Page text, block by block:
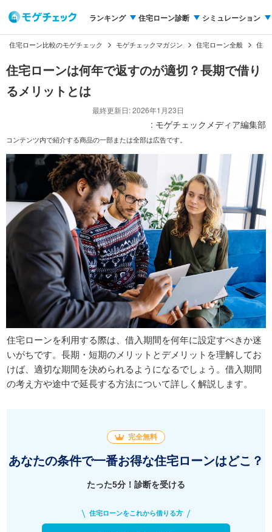
ランキング 住宅ローン診断 シミュレーション
住宅ローン比較のモゲチェック モゲチェックマガジン 住宅ローン全般 住宅
住宅ローンは何年で返すのが適切？長期で借り
るメリットとは
最終更新日: 2026年1月23日
: モゲチェックメディア編集部
コンテンツ内で紹介する商品の一部または全部は広告です。
住宅ローンを利用する際は、借入期間を何年に設定すべきか迷
いがちです。長期・短期のメリットとデメリットを理解してお
けば、適切な期間を決められるようになるでしょう。借入期間
の考え方や途中で延長する方法について詳しく解説します。
完全無料
あなたの条件で一番お得な住宅ローンはどこ？
たった5分！診断を受ける
住宅ローンをこれから借りる方